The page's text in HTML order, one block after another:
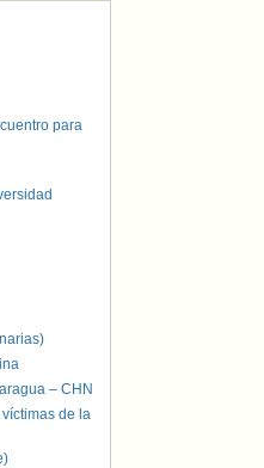
para
– CHN
de la